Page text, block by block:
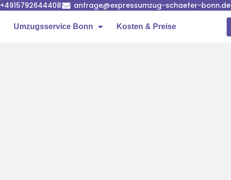
+4915792644408 anfrage@expressumzug-schaefer-bonn.de
Umzugsservice Bonn Kosten & Preise